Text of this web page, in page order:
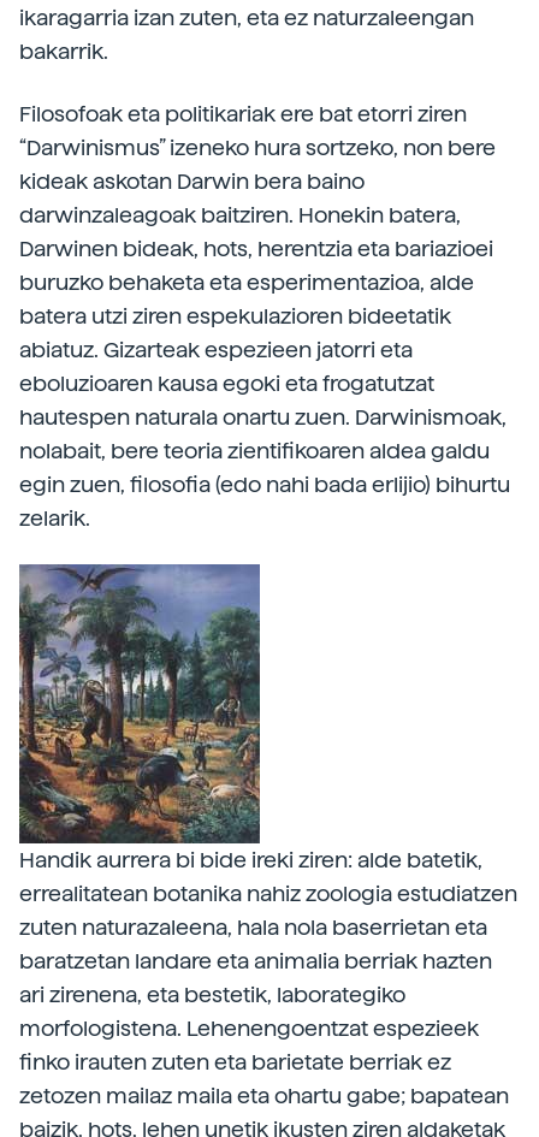
ikaragarria izan zuten, eta ez naturzaleengan
bakarrik.
Filosofoak eta politikariak ere bat etorri ziren
“Darwinismus” izeneko hura sortzeko, non bere
kideak askotan Darwin bera baino
darwinzaleagoak baitziren. Honekin batera,
Darwinen bideak, hots, herentzia eta bariazioei
buruzko behaketa eta esperimentazioa, alde
batera utzi ziren espekulazioren bideetatik
abiatuz. Gizarteak espezieen jatorri eta
eboluzioaren kausa egoki eta frogatutzat
hautespen naturala onartu zuen. Darwinismoak,
nolabait, bere teoria zientifikoaren aldea galdu
egin zuen, filosofia (edo nahi bada erlijio) bihurtu
zelarik.
Handik aurrera bi bide ireki ziren: alde batetik,
errealitatean botanika nahiz zoologia estudiatzen
zuten naturazaleena, hala nola baserrietan eta
baratzetan landare eta animalia berriak hazten
ari zirenena, eta bestetik, laborategiko
morfologistena. Lehenengoentzat espezieek
finko irauten zuten eta barietate berriak ez
zetozen mailaz maila eta ohartu gabe; bapatean
baizik, hots, lehen unetik ikusten ziren aldaketak